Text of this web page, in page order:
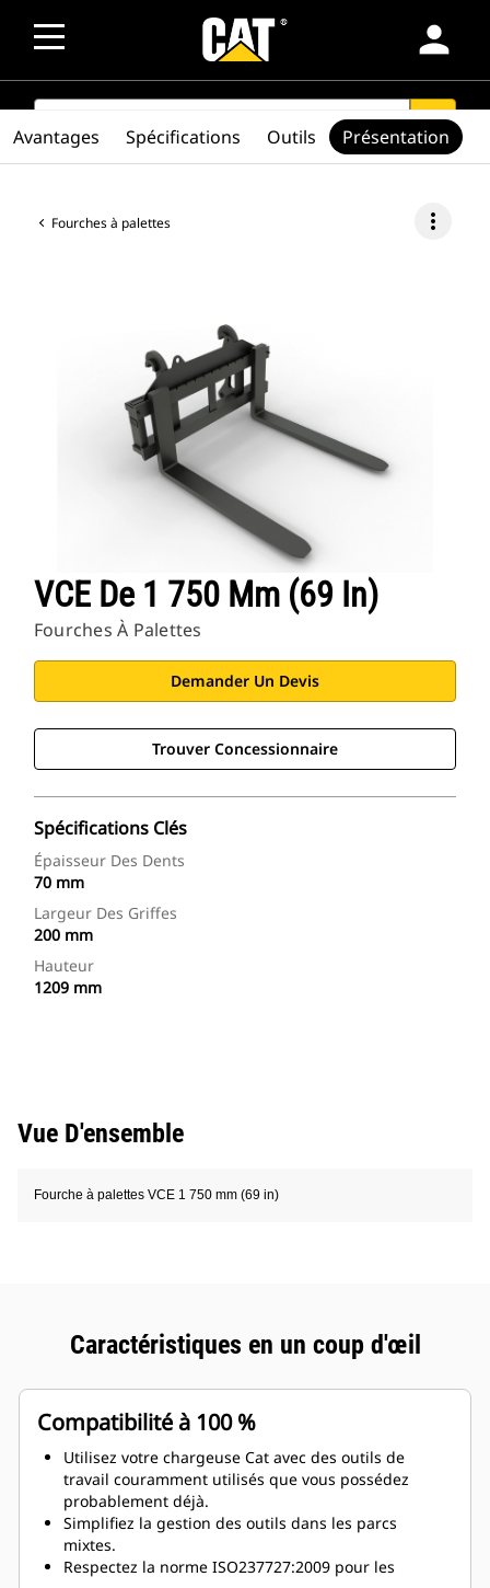
person
SEARCH search
Fourches à palettes more_vert
VCE De 1 750 Mm (69 In)
Fourches À Palettes
Demander Un Devis
Trouver Concessionnaire
Spécifications Clés
Épaisseur Des Dents
70 mm
Largeur Des Griffes
200 mm
Hauteur
1209 mm
Avantages Spécifications Outils Présentation
Vue D'ensemble
Fourche à palettes VCE 1 750 mm (69 in)
Caractéristiques en un coup d'œil
Compatibilité à 100 %
Utilisez votre chargeuse Cat avec des outils de
travail couramment utilisés que vous possédez
probablement déjà.
Simplifiez la gestion des outils dans les parcs
mixtes.
Respectez la norme ISO237727:2009 pour les